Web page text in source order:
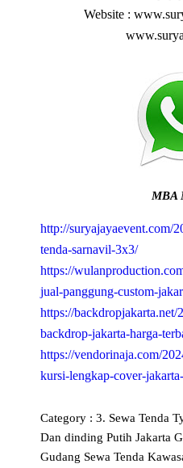
Website :
MBA
http://suryajayaevent.com/
tenda-sarnavil-3x3/
https://
jual-panggung-custom-
https://
backdrop-jakarta-harga-
https://vendorinaja.com/
kursi-lengkap-cover-
Category : 3. Sewa Tenda
Dan dinding Putih Jakarta
Gudang Sewa Tenda